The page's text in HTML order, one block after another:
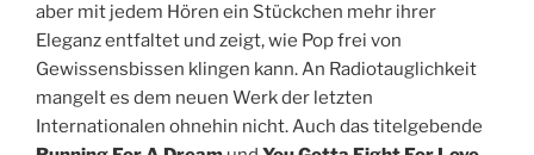
aber mit jedem Hören ein Stückchen mehr ihrer
Eleganz entfaltet und zeigt, wie Pop frei von
Gewissensbissen klingen kann. An Radiotauglichkeit
mangelt es dem neuen Werk der letzten
Internationalen ohnehin nicht. Auch das titelgebende